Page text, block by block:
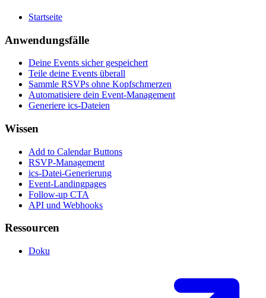
Startseite
Anwendungsfälle
Deine Events sicher gespeichert
Teile deine Events überall
Sammle RSVPs ohne Kopfschmerzen
Automatisiere dein Event-Management
Generiere ics-Dateien
Wissen
Add to Calendar Buttons
RSVP-Management
ics-Datei-Generierung
Event-Landingpages
Follow-up CTA
API und Webhooks
Ressourcen
Doku